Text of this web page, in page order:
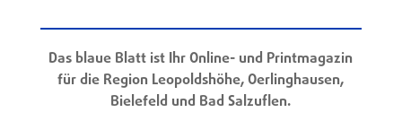
Das blaue Blatt ist Ihr Online- und Printmagazin
für die Region Leopoldshöhe, Oerlinghausen,
Bielefeld und Bad Salzuflen.